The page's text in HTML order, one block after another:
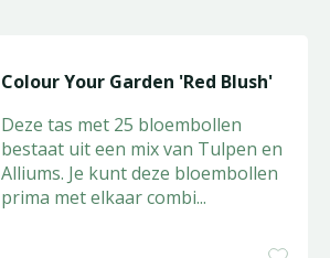
Colour Your Garden 'Red Blush'
Deze tas met 25 bloembollen
bestaat uit een mix van Tulpen en
Alliums. Je kunt deze bloembollen
prima met elkaar combi...